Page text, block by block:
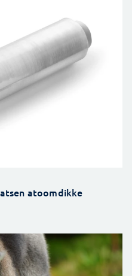
atoomdikke